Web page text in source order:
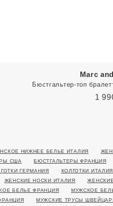
Marc
Бюстгальтер-топ
1
НИЖНЕЕ БЕЛЬЕ ИТАЛИЯ
США БЮСТГАЛЬТЕРЫ ФРАНЦИЯ
ГЕРМАНИЯ КОЛГОТКИ ИТАЛИЯ
ЖЕНСКИЕ НОСКИ ИТАЛИЯ
БЕЛЬЕ ФРАНЦИЯ МУЖСКОЕ
МУЖСКИЕ ТРУСЫ